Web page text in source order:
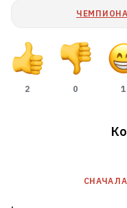
2 0 1
Инфантино